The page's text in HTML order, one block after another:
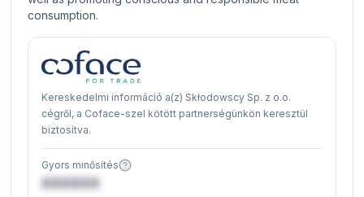
consumption.
Kereskedelmi információ a(z) Skłodowscy Sp. z o.o.
cégről, a Coface-szel kötött partnerségünkön keresztül
biztosítva.
Gyors minősítés
XXXXXX